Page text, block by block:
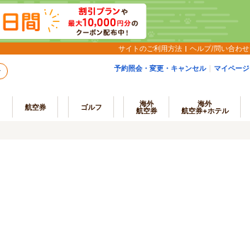
サイトのご利用方法 ヘルプ/問い合わせ
予約照会・変更・キャンセル マイページ
航空券 ゴルフ
海外
航空券
海外
航空券+ホテル